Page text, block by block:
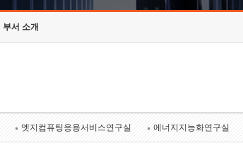
부서 소개
엣지컴퓨팅응용서비스연구실 에너지지능화연구실